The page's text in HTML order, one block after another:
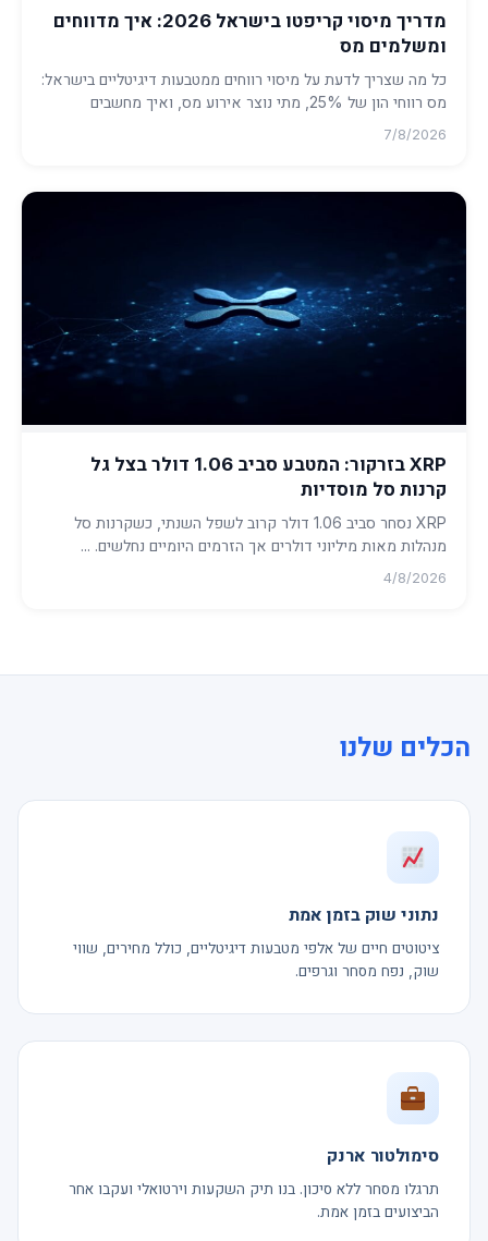
מדריך מיסוי קריפטו בישראל 2026: איך מדווחים
ומשלמים מס
כל מה שצריך לדעת על מיסוי רווחים ממטבעות דיגיטליים בישראל:
מס רווחי הון של 25%, מתי נוצר אירוע מס, ואיך מחשבים
ומדווחים ...
7/8/2026
XRP בזרקור: המטבע סביב 1.06 דולר בצל גל
קרנות סל מוסדיות
XRP נסחר סביב 1.06 דולר קרוב לשפל השנתי, כשקרנות סל
מנהלות מאות מיליוני דולרים אך הזרמים היומיים נחלשים. ...
4/8/2026
הכלים שלנו
נתוני שוק בזמן אמת
ציטוטים חיים של אלפי מטבעות דיגיטליים, כולל מחירים, שווי
שוק, נפח מסחר וגרפים.
סימולטור ארנק
תרגלו מסחר ללא סיכון. בנו תיק השקעות וירטואלי ועקבו אחר
הביצועים בזמן אמת.